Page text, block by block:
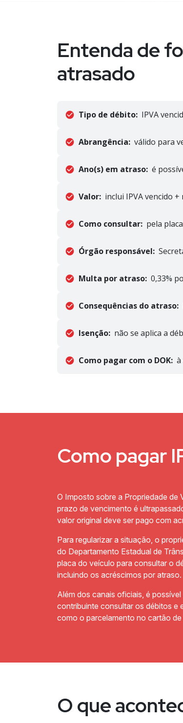
Entenda de
atrasado
Tipo de débito: IPVA
Abrangência: válido para
Ano(s) em atraso: é
Valor: inclui IPVA vencido
Como consultar: pela
Órgão responsável:
Multa por atraso: 0,33%
Consequências do atraso:
Isenção: não se aplica a
Como pagar com o DOK: à
Como pagar
O Imposto sobre a Propriedade
prazo de vencimento é
valor original deve ser pago com
Para regularizar a situação, o
do Departamento Estadual de
placa do veículo para consultar o
incluindo os acréscimos por atraso.
Além dos canais oficiais, é
contribuinte consultar os débitos e
como o parcelamento no cartão
O que